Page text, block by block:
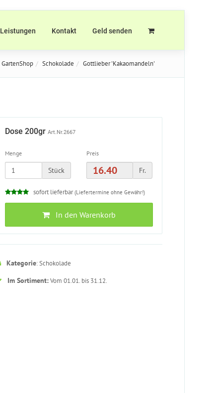
Leistungen Kontakt Geld senden
GartenShop Schokolade Gottlieber 'Kakaomandeln'
Dose 200grArt.Nr.2667
Menge
Stück
Preis
Fr.
sofort lieferbar (Liefertermine ohne Gewähr!)
In den Warenkorb
Kategorie: Schokolade
Im Sortiment:Vom 01.01. bis 31.12.